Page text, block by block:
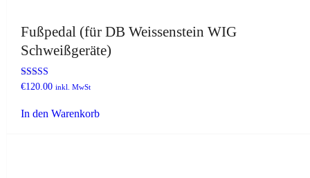
Fußpedal (für DB Weissenstein WIG
Schweißgeräte)
Bewertet
von 5
€120.00 inkl. MwSt
In den Warenkorb